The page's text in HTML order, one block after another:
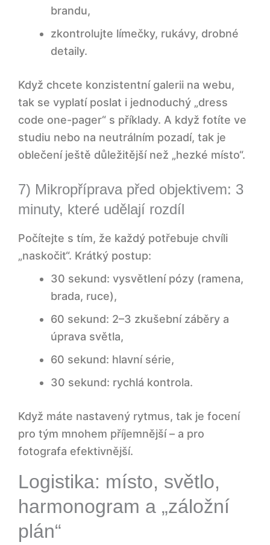
brandu,
zkontrolujte límečky, rukávy, drobné
detaily.
Když chcete konzistentní galerii na webu,
tak se vyplatí poslat i jednoduchý „dress
code one-pager“ s příklady. A když fotíte ve
studiu nebo na neutrálním pozadí, tak je
oblečení ještě důležitější než „hezké místo“.
7) Mikropříprava před objektivem: 3
minuty, které udělají rozdíl
Počítejte s tím, že každý potřebuje chvíli
„naskočit“. Krátký postup:
30 sekund: vysvětlení pózy (ramena,
brada, ruce),
60 sekund: 2–3 zkušební záběry a
úprava světla,
60 sekund: hlavní série,
30 sekund: rychlá kontrola.
Když máte nastavený rytmus, tak je focení
pro tým mnohem příjemnější – a pro
fotografa efektivnější.
Logistika: místo, světlo,
harmonogram a „záložní
plán“